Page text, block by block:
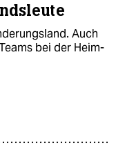
Auch
bei der Heim-